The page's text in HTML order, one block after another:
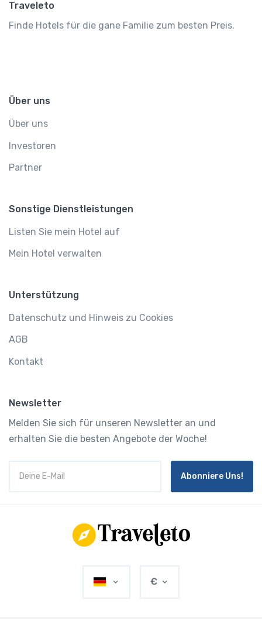
Traveleto
Finde Hotels für die gane Familie zum besten Preis.
Über uns
Über uns
Investoren
Partner
Sonstige Dienstleistungen
Listen Sie mein Hotel auf
Mein Hotel verwalten
Unterstützung
Datenschutz und Hinweis zu Cookies
AGB
Kontakt
Newsletter
Melden Sie sich für unseren Newsletter an und
erhalten Sie die besten Angebote der Woche!
Abonniere Uns!
€